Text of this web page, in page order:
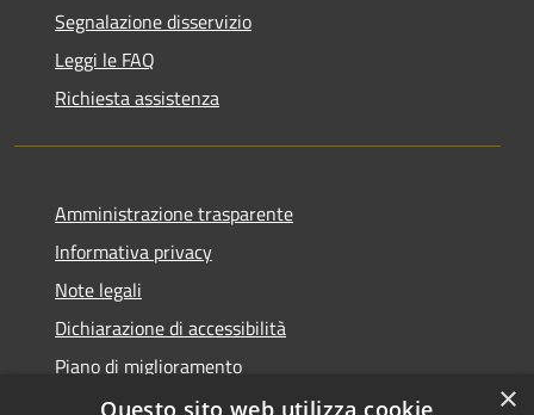
Segnalazione disservizio
Leggi le FAQ
Richiesta assistenza
Amministrazione trasparente
Informativa privacy
Note legali
Dichiarazione di accessibilità
Piano di miglioramento
×
Questo sito web utilizza cookie